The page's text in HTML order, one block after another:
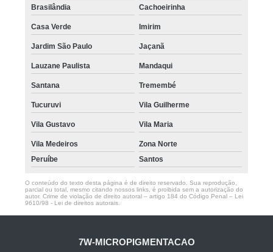
Brasilândia
Cachoeirinha
Casa Verde Imirim
Jardim São Paulo Jaçanã
Lauzane Paulista Mandaqui
Santana Tremembé
Tucuruvi Vila Guilherme
Vila Gustavo Vila Maria
Vila Medeiros
Zona Norte
Peruíbe
Santos
O conteúdo do texto desta página é de direito reservado. Sua reprodução,
parcial ou total, mesmo citando nossos links, é proibida sem a autorização do
autor. Crime de violação de direito autoral – artigo 184 do Código Penal – Lei
9610/98 - Lei de direitos autorais
7W-MICROPIGMENTACAO